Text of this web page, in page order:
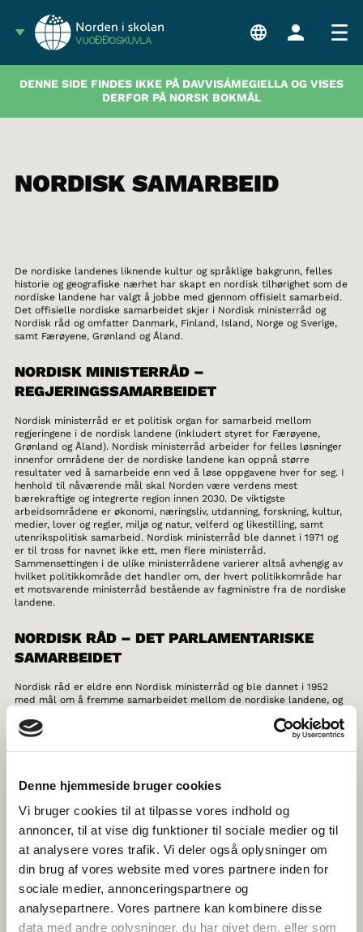
Denne hjemmeside bruger cookies
Vi bruger cookies til at tilpasse vores indhold og
annoncer, til at vise dig funktioner til sociale medier og til
at analysere vores trafik. Vi deler også oplysninger om
din brug af vores website med vores partnere inden for
sociale medier, annonceringspartnere og
analysepartnere. Vores partnere kan kombinere disse
data med andre oplysninger, du har givet dem, eller som
VUOĐĐOSKUVLA
DENNE SIDE FINDES IKKE PÅ DAVVISÁMEGIELLA OG VISES
DERFOR PÅ NORSK BOKMÅL
NORDISK SAMARBEID
De nordiske landenes liknende kultur og språklige bakgrunn, felles
historie og geografiske nærhet har skapt en nordisk tilhørighet som de
nordiske landene har valgt å jobbe med gjennom offisielt samarbeid.
Det offisielle nordiske samarbeidet skjer i Nordisk ministerråd og
Nordisk råd og omfatter Danmark, Finland, Island, Norge og Sverige,
samt Færøyene, Grønland og Åland.
NORDISK MINISTERRÅD –
REGJERINGSSAMARBEIDET
Nordisk ministerråd er et politisk organ for samarbeid mellom
regjeringene i de nordisk landene (inkludert styret for Færøyene,
Grønland og Åland). Nordisk ministerråd arbeider for felles løsninger
innenfor områdene der de nordiske landene kan oppnå større
resultater ved å samarbeide enn ved å løse oppgavene hver for seg. I
henhold til nåværende mål skal Norden være verdens mest
bærekraftige og integrerte region innen 2030. De viktigste
arbeidsområdene er økonomi, næringsliv, utdanning, forskning, kultur,
medier, lover og regler, miljø og natur, velferd og likestilling, samt
utenrikspolitisk samarbeid. Nordisk ministerråd ble dannet i 1971 og
er til tross for navnet ikke ett, men flere ministerråd.
Sammensettingen i de ulike ministerrådene varierer altså avhengig av
hvilket politikkområde det handler om, der hvert politikkområde har
et motsvarende ministerråd bestående av fagministre fra de nordiske
landene.
NORDISK RÅD – DET PARLAMENTARISKE
SAMARBEIDET
Nordisk råd er eldre enn Nordisk ministerråd og ble dannet i 1952
med mål om å fremme samarbeidet mellom de nordiske landene, og
råds parlamentarikere blir fremfor alt drevet av viljen til at Norden
skal være en bra region å bo, leve og arbeide i. Dette er også det
primere målet for de forslagene som oppstår i Nordisk råd. Et forslag
de nordiske landene. Denne ble opprettet i 1954.
Rådet har 87 valgte ledermøter. Danmark, Finland, Norge og Sverige
har 20 ledermøter hver, hvorav Danmarks representanter består av to
fra Færøyene og to fra Grønland, mens Finland har to representanter
fra Åland. Island har syv ledermøter. Rådets medlemmer sitter i
landenes parlamenter og utnevnes av parlamentene etter forslag fra
partigrupperinger. Direkte valg til Nordisk råd forekommer ikke.